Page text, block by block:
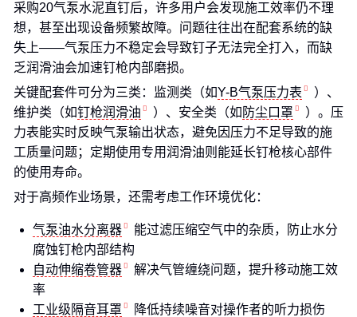
采购20气泵水泥直钉后，许多用户会发现施工效率仍不理
想，甚至出现设备频繁故障。问题往往出在配套系统的缺
失上——气泵压力不稳定会导致钉子无法完全打入，而缺
乏润滑油会加速钉枪内部磨损。
关键配套件可分为三类：监测类（如Y-B气泵压力表
）、
维护类（如钉枪润滑油 ）、安全类（如 防尘口罩
）。压
力表能实时反映气泵输出状态，避免因压力不足导致的施
工质量问题；定期使用专用润滑油则能延长钉枪核心部件
的使用寿命。
对于高频作业场景，还需考虑工作环境优化：
气泵油水分离器
能过滤压缩空气中的杂质，防止水分
腐蚀钉枪内部结构
自动伸缩卷管器
解决气管缠绕问题，提升移动施工效
率
工业级隔音耳罩
降低持续噪音对操作者的听力损伤